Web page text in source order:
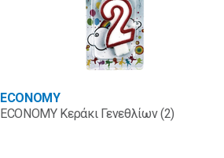
ECONOMY
ECONOMY Κεράκι Γενεθλίων (2)